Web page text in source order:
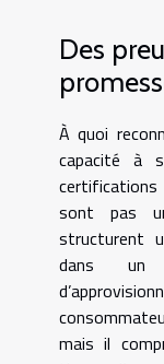
Des
À quoi
capacité à
sont pas
structurent
dans un
mais il